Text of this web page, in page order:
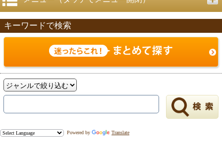
キーワードで検索
Powered by Translate